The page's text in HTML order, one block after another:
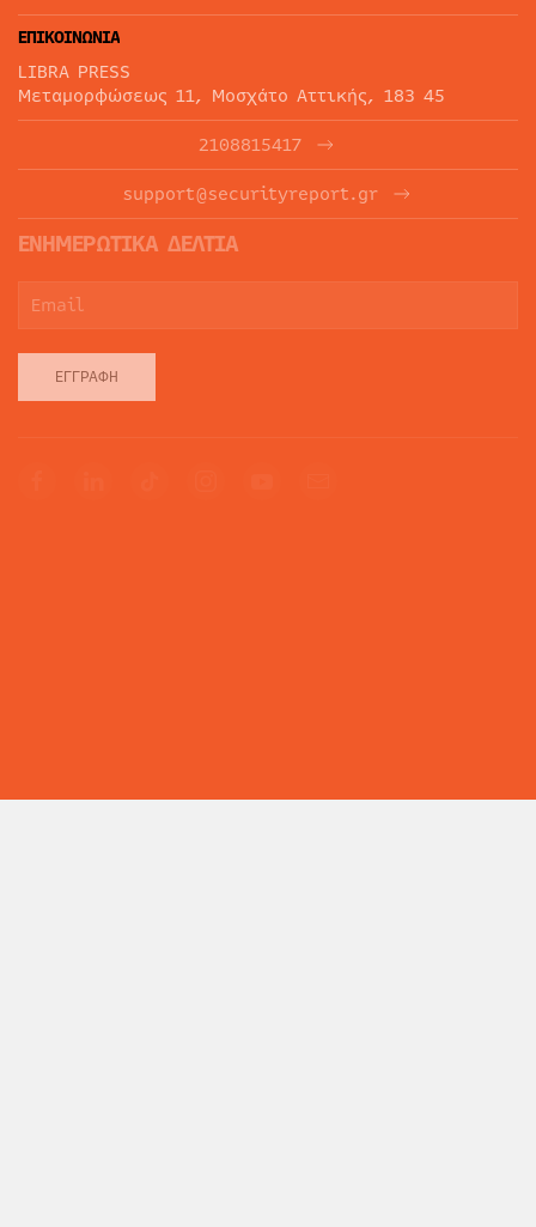
ΕΠΙΚΟΙΝΩΝΙΑ
LIBRA PRESS
Μεταμορφώσεως 11, Μοσχάτο Αττικής, 183 45
2108815417
support@securityreport.gr
ΕΝΗΜΕΡΩΤΙΚΑ ΔΕΛΤΙΑ
ΕΓΓΡΑΦΉ